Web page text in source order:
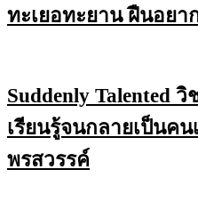
ทะเยอทะยาน ฝืนอยา
Suddenly Talented
เรียนรู้จนกลายเป็นค
พรสวรรค์